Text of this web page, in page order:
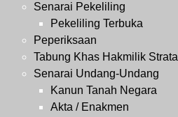
Senarai Pekeliling
Pekeliling Terbuka
Peperiksaan
Tabung Khas Hakmilik Strata
Senarai Undang-Undang
Kanun Tanah Negara
Akta / Enakmen